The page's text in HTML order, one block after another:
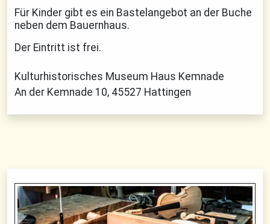
Für Kinder gibt es ein Bastelangebot an der Buche
neben dem Bauernhaus.
Der Eintritt ist frei.
Kulturhistorisches Museum Haus Kemnade
An der Kemnade 10, 45527 Hattingen